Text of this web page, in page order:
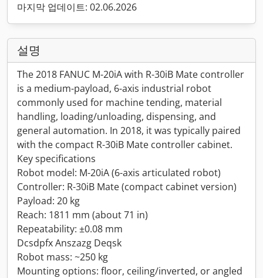
마지막 업데이트: 02.06.2026
설명
The 2018 FANUC M-20iA with R-30iB Mate controller
is a medium-payload, 6-axis industrial robot
commonly used for machine tending, material
handling, loading/unloading, dispensing, and
general automation. In 2018, it was typically paired
with the compact R-30iB Mate controller cabinet.
Key specifications
Robot model: M-20iA (6-axis articulated robot)
Controller: R-30iB Mate (compact cabinet version)
Payload: 20 kg
Reach: 1811 mm (about 71 in)
Repeatability: ±0.08 mm
Dcsdpfx Anszazg Deqsk
Robot mass: ~250 kg
Mounting options: floor, ceiling/inverted, or angled